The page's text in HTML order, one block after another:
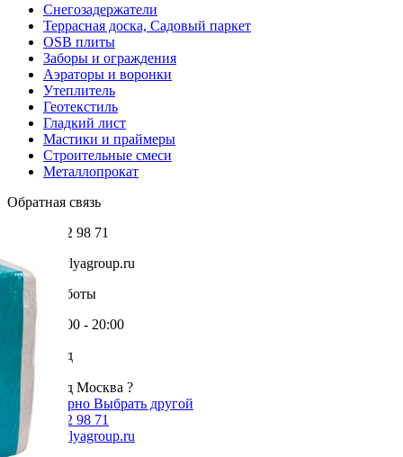
Снегозадержатели
Террасная доска, Садовый паркет
OSB плиты
Заборы и ограждения
Аэраторы и воронки
Утеплитель
Геотекстиль
Гладкий лист
Мастики и праймеры
Строительные смеси
Металлопрокат
Обратная связь
+7 985 002 98 71
info@krovlyagroup.ru
Режим работы
Пн-Пт: 9:00 - 20:00
Ваш город
Москва
Ваш город Москва ?
Да, все верно Выбрать другой
+7 985 002 98 71
info@krovlyagroup.ru